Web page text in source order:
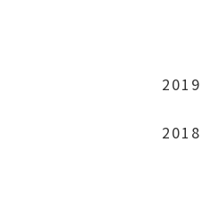
2019
2018